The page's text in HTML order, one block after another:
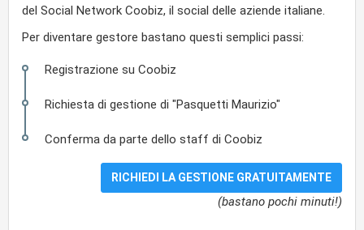
del Social Network Coobiz, il social delle aziende italiane.
Per diventare gestore bastano questi semplici passi:
Registrazione su Coobiz
Richiesta di gestione di "Pasquetti Maurizio"
Conferma da parte dello staff di Coobiz
(bastano pochi minuti!)